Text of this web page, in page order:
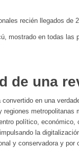
recién llegados de
mostrado en todas
de una
en una
metropolitanas
político, económico,
la
y conservadora y